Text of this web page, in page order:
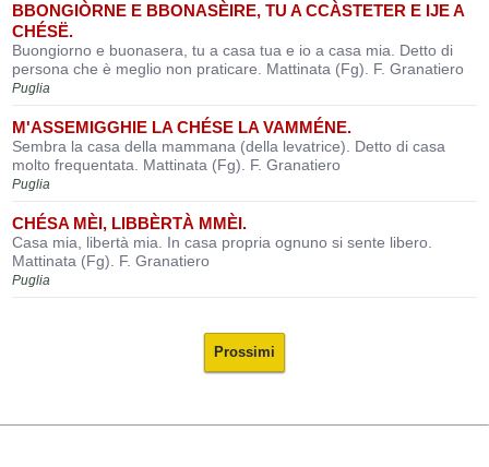
BBONGIÒRNE E BBONASÈIRE, TU A CCÀSTETER E IJE A
CHÉSË.
Buongiorno e buonasera, tu a casa tua e io a casa mia. Detto di
persona che è meglio non praticare. Mattinata (Fg). F. Granatiero
Puglia
M'ASSEMIGGHIE LA CHÉSE LA VAMMÉNE.
Sembra la casa della mammana (della levatrice). Detto di casa
molto frequentata. Mattinata (Fg). F. Granatiero
Puglia
CHÉSA MÈI, LIBBÈRTÀ MMÈI.
Casa mia, libertà mia. In casa propria ognuno si sente libero.
Mattinata (Fg). F. Granatiero
Puglia
Prossimi